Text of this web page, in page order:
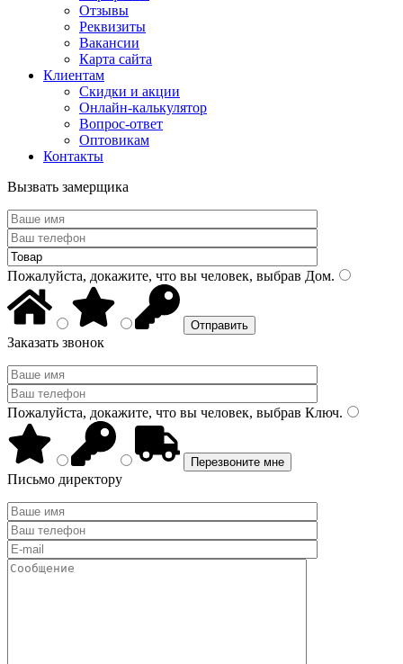
Отзывы
Реквизиты
Вакансии
Карта сайта
Клиентам
Скидки и акции
Онлайн-калькулятор
Вопрос-ответ
Оптовикам
Контакты
Вызвать замерщика
Пожалуйста, докажите, что вы человек, выбрав Дом.
Заказать звонок
Пожалуйста, докажите, что вы человек, выбрав Ключ.
Письмо директору